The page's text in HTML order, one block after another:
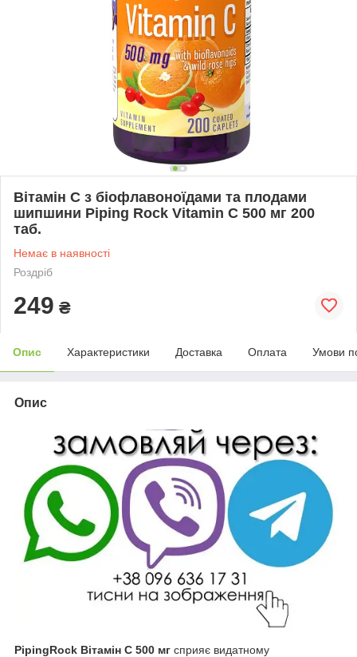
Вітамін C з біофлавоноїдами та плодами
шипшини Piping Rock Vitamin C 500 мг 200
таб.
Немає в наявності
Роздріб
249 ₴
Опис Характеристики Доставка Оплата Умови
Опис
PipingRock Вітамін C 500 мг сприяє видатному